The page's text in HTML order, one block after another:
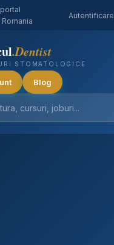
Autentificare
.Dentist
STOMATOLOGICE
Blog